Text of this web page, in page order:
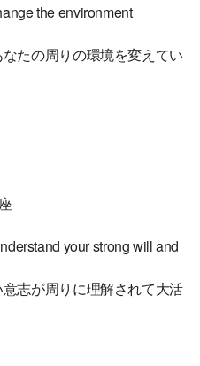
the environment
たの周りの環境を変えてい
your strong will and
志が周りに理解されて大活